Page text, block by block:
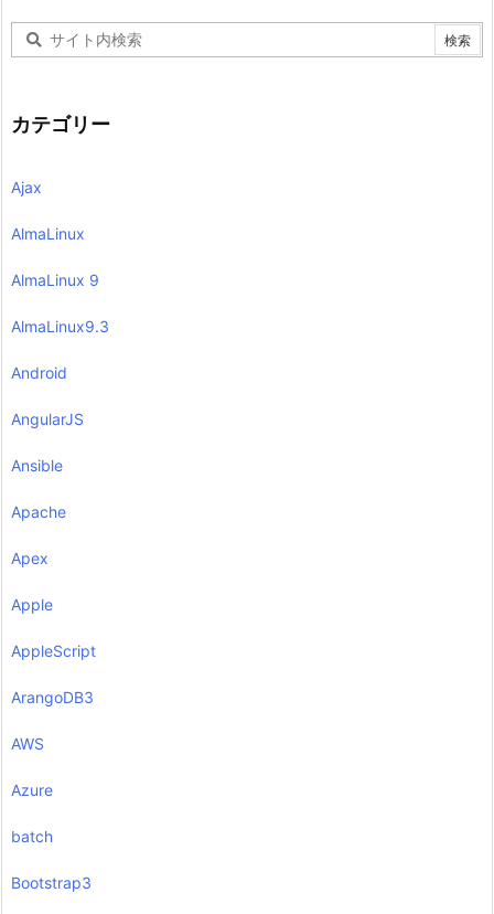
カテゴリー
Ajax
AlmaLinux
AlmaLinux 9
AlmaLinux9.3
Android
AngularJS
Ansible
Apache
Apex
Apple
AppleScript
ArangoDB3
AWS
Azure
batch
Bootstrap3